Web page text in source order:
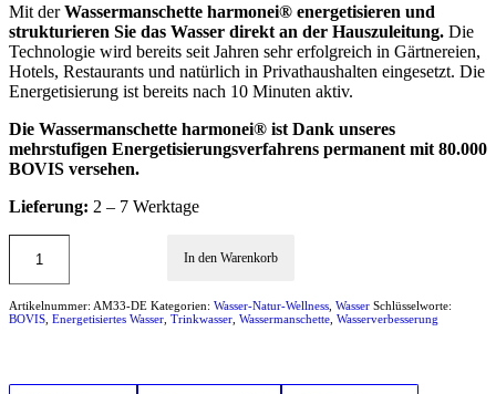
Mit derWassermanschette harmonei® energetisieren und
strukturieren Sie das Wasser direkt an der Hauszuleitung. Die
Technologie wird bereits seit Jahren sehr erfolgreich in Gärtnereien,
Hotels, Restaurants und natürlich in Privathaushalten eingesetzt. Die
Energetisierung ist bereits nach 10 Minuten aktiv.
Die Wassermanschette harmonei® ist Dank unseres
mehrstufigen Energetisierungsverfahrens permanent mit 80.000
BOVIS versehen.
Lieferung: 2 – 7 Werktage
In den Warenkorb
Artikelnummer: AM33-DE Kategorien: Wasser-Natur-Wellness Wasser Schlüsselworte:
BOVIS Energetisiertes Wasser Trinkwasser Wassermanschette Wasserverbesserung